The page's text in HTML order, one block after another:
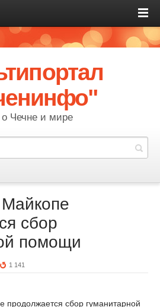
Чечне и мире
сбор
помощи
1 141